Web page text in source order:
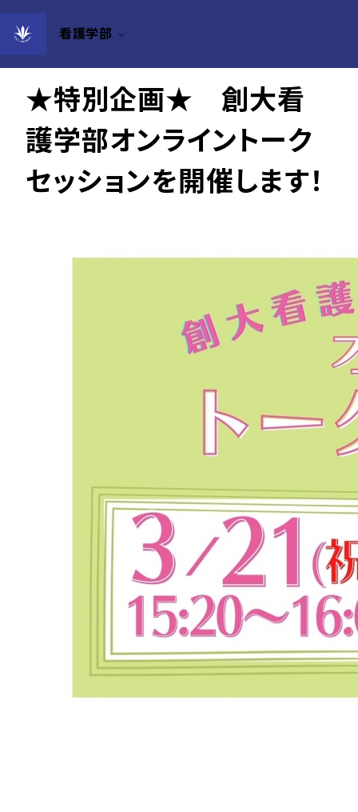
看護学部
2023年03月06日
★特別企画★ 創大看
護学部オンライントーク
セッションを開催します！